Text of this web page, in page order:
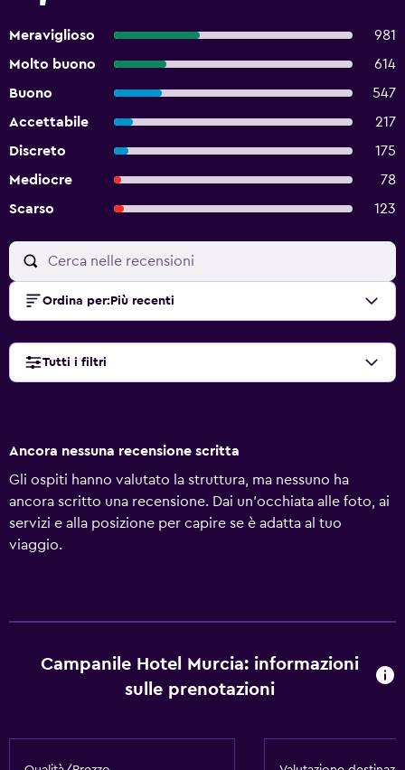
Meraviglioso
981
Molto buono
614
Buono
547
Accettabile
217
Discreto
175
Mediocre
78
Scarso
123
Ordina per: Più recenti
Tutti i filtri
Ancora nessuna recensione scritta
Gli ospiti hanno valutato la struttura, ma nessuno ha
ancora scritto una recensione. Dai un'occhiata alle foto, ai
servizi e alla posizione per capire se è adatta al tuo
viaggio.
Campanile Hotel Murcia: informazioni
sulle prenotazioni